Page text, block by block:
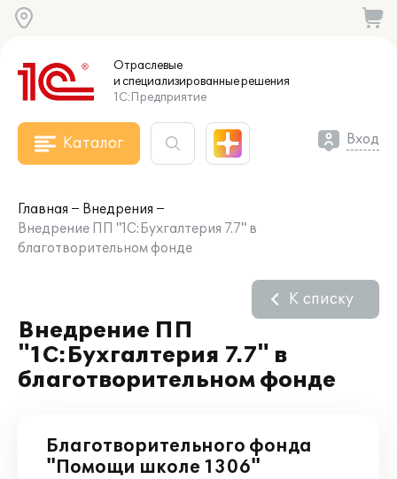
Отраслевые
и специализированныерешения
1С:Предприятие
Каталог Вход
Главная
Внедрения
Внедрение ПП "1С:Бухгалтерия 7.7" в
благотворительном фонде
Внедрение ПП
"1С:Бухгалтерия 7.7" в
благотворительном фонде
К списку
Благотворительного фонда
"Помощи школе 1306"